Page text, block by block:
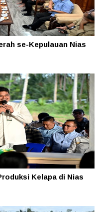
se-Kepulauan Nias
Kelapa di Nias